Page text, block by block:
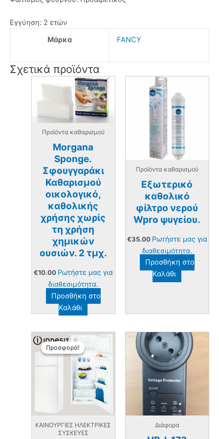
Εγγύηση: 2 ετών
Μάρκα
FANCY
Σχετικά προϊόντα
Προϊόντα καθαρισμού
Morgana
Sponge.
Σφουγγαράκι
Καθαρισμού
οικολογικό,
καθολικής
χρήσης χωρίς
τη χρήση
χημικών
ουσιών. 2 τμχ.
€10.00 Ρωτήστε μας για
διαθεσιμότητα.
Προσθήκη στο
Καλάθι
Προϊόντα καθαρισμού
Εξωτερικό
καθολικό
φίλτρο νερού
Wpro ψυγείου.
€35.00 Ρωτήστε μας για
διαθεσιμότητα.
Προσθήκη στο
Καλάθι
Προσφορά!
Προσφορά!
ΚΑΙΝΟΥΡΓΙΕΣ ΗΛΕΚΤΡΙΚΕΣ
ΣΥΣΚΕΥΕΣ
Διάφορα